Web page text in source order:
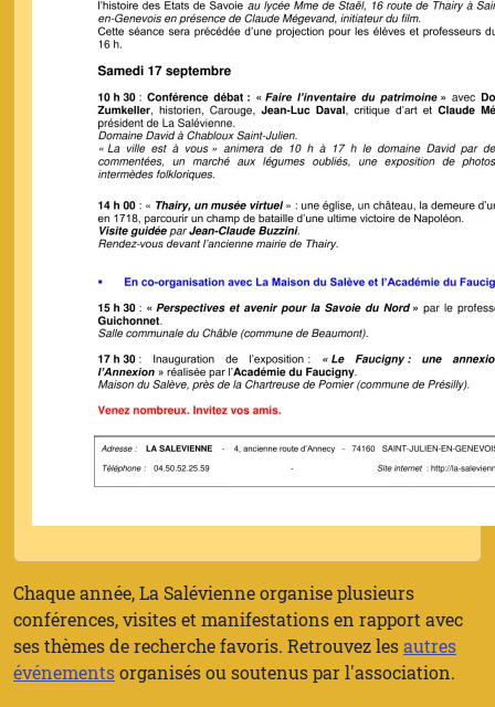
Chaque année, La Salévienne organise plusieurs
conférences, visites et manifestations en rapport avec
ses thèmes de recherche favoris. Retrouvez lesautres
événementsorganisés ou soutenus par l'association.